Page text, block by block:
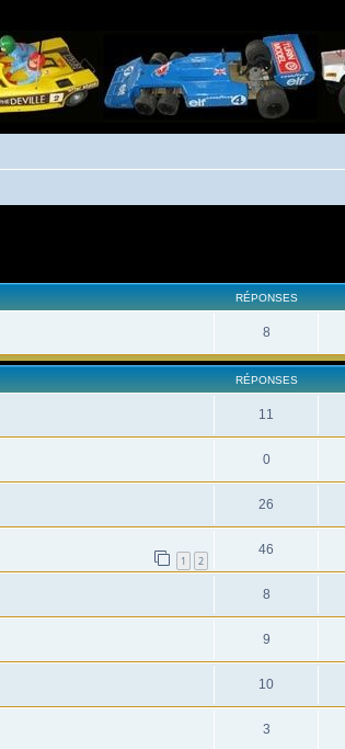
RÉPONSES
8
RÉPONSES
11
0
26
1 2
46
8
9
10
3